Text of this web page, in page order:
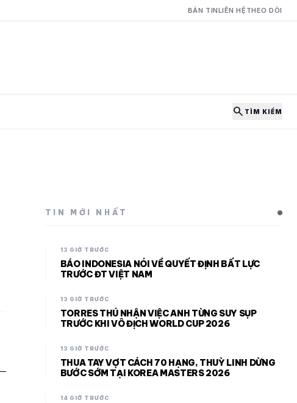
BẢN TINLIÊN HỆ THEO DÕI
search TÌM KIẾM
TIN MỚI NHẤT
13 GIỜ TRƯỚC
BÁO INDONESIA NÓI VỀ QUYẾT ĐỊNH BẤT LỰC
TRƯỚC ĐT VIỆT NAM
13 GIỜ TRƯỚC
TORRES THÚ NHẬN VIỆC ANH TỪNG SUY SỤP
TRƯỚC KHI VÔ ĐỊCH WORLD CUP 2026
13 GIỜ TRƯỚC
THUA TAY VỢT CÁCH 70 HẠNG, THUỲ LINH DỪNG
BƯỚC SỚM TẠI KOREA MASTERS 2026
14 GIỜ TRƯỚC